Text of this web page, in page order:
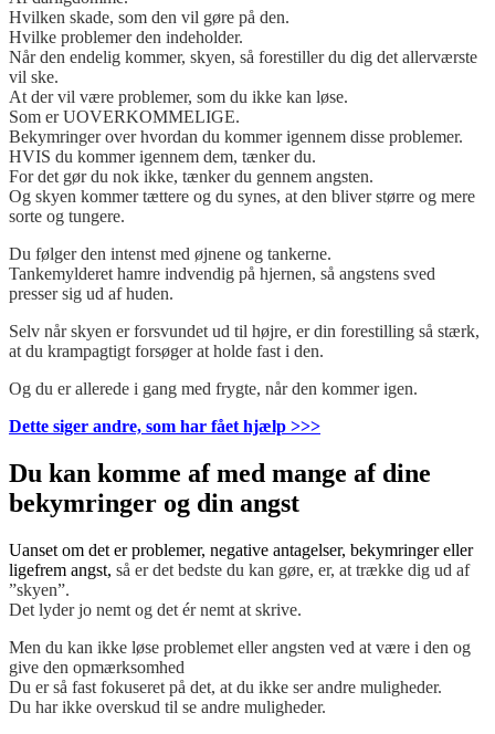
Hvilken skade, som den vil gøre på den.
Hvilke problemer den indeholder.
Når den endelig kommer, skyen, så forestiller du dig det allerværste
vil ske.
At der vil være problemer, som du ikke kan løse.
Som er UOVERKOMMELIGE.
Bekymringer over hvordan du kommer igennem disse problemer.
HVIS du kommer igennem dem, tænker du.
For det gør du nok ikke, tænker du gennem angsten.
Og skyen kommer tættere og du synes, at den bliver større og mere
sorte og tungere.
Du følger den intenst med øjnene og tankerne.
Tankemylderet hamre indvendig på hjernen, så angstens sved
presser sig ud af huden.
Selv når skyen er forsvundet ud til højre, er din forestilling så stærk,
at du krampagtigt forsøger at holde fast i den.
Og du er allerede i gang med frygte, når den kommer igen.
Dette siger andre, som har fået hjælp >>>
Du kan komme af med mange af dine
bekymringer og din angst
Uanset om det er problemer, negative antagelser, bekymringer eller
ligefrem angst, så er det bedste du kan gøre, er, at trække dig ud af
”skyen”.
Det lyder jo nemt og det ér nemt at skrive.
Men du kan ikke løse problemet eller angsten ved at være i den og
give den opmærksomhed
Du er så fast fokuseret på det, at du ikke ser andre muligheder.
Du har ikke overskud til se andre muligheder.